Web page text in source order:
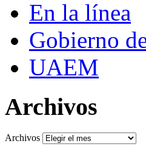
En la línea
Gobierno
UAEM
Archivos
Archivos